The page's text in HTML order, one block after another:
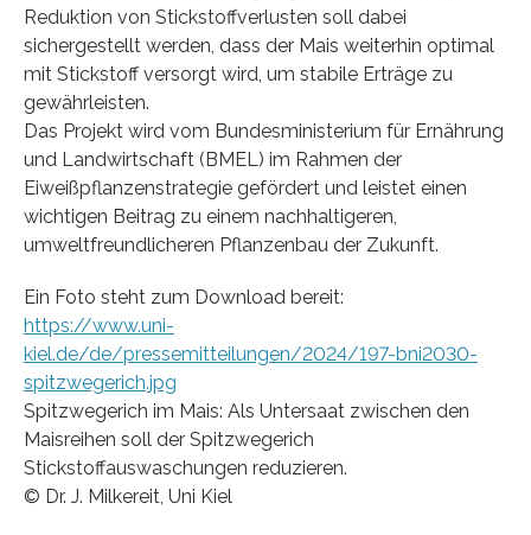
Reduktion von Stickstoffverlusten soll dabei
sichergestellt werden, dass der Mais weiterhin optimal
mit Stickstoff versorgt wird, um stabile Erträge zu
gewährleisten.
Das Projekt wird vom Bundesministerium für Ernährung
und Landwirtschaft (BMEL) im Rahmen der
Eiweißpflanzenstrategie gefördert und leistet einen
wichtigen Beitrag zu einem nachhaltigeren,
umweltfreundlicheren Pflanzenbau der Zukunft.
Ein Foto steht zum Download bereit:
https://www.uni-
kiel.de/de/pressemitteilungen/2024/197-bni2030-
spitzwegerich.jpg
Spitzwegerich im Mais: Als Untersaat zwischen den
Maisreihen soll der Spitzwegerich
Stickstoffauswaschungen reduzieren.
© Dr. J. Milkereit, Uni Kiel